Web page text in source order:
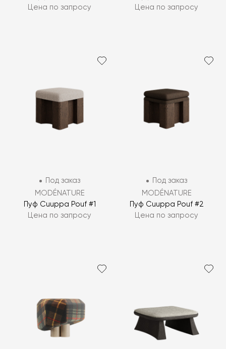
Цена по запросу
Цена по запросу
Под заказ
MODÉNATURE
Пуф Cuuppa Pouf #1
Цена по запросу
Под заказ
MODÉNATURE
Пуф Cuuppa Pouf #2
Цена по запросу